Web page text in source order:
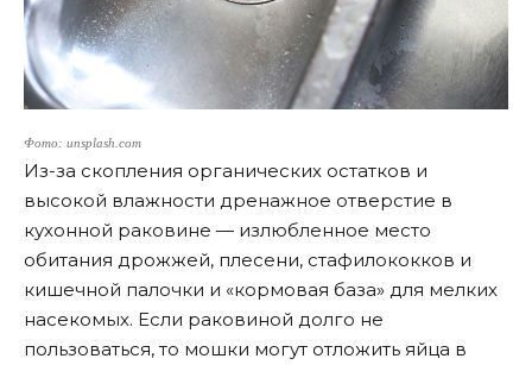
Фото: unsplash.com
Из-за скопления органических остатков и
высокой влажности дренажное отверстие в
кухонной раковине — излюбленное место
обитания дрожжей, плесени, стафилококков и
кишечной палочки и «кормовая база» для мелких
насекомых. Если раковиной долго не
пользоваться, то мошки могут отложить яйца в